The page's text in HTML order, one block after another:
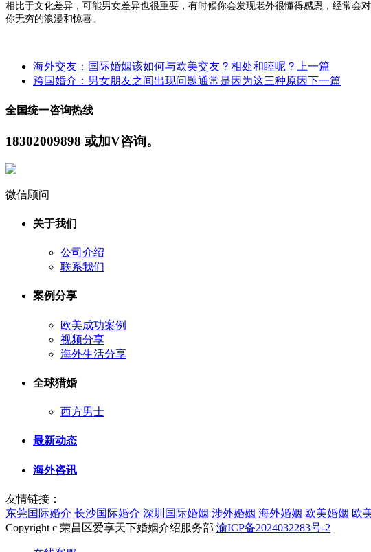
相比于文化差异，可能男女差异也很重要，有时候你会发现老外很懂得感恩，经常
你无穷的浪漫和惊喜。
海外交友：国际婚姻该如何与欧美交友？相处和睦呢？
上一篇
跨国婚介：男女朋友之间出现问题通常是因为这三种原因下一篇
全国统一咨询热线
18302009898 或加V咨询。
微信顾问
关于我们
公司介绍
联系我们
案例分享
欧美成功案例
视频分享
海外生活分享
全球猎婚
西方男士
最新动态
海外咨讯
友情链接：
东莞国际婚介 长沙国际婚介 深圳国际婚姻 涉外婚姻 海外婚姻 欧美婚姻 欧
Copyright c 荣昌区爱享天下婚姻介绍服务部 渝ICP备2024032283号-2